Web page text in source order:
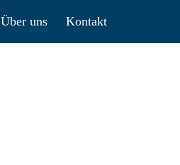
Über uns Kontakt